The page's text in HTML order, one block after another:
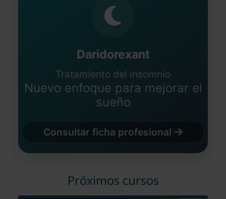
Daridorexant
Tratamiento del insomnio
Nuevo enfoque para mejorar el
sueño
Consultar ficha profesional
Próximos cursos